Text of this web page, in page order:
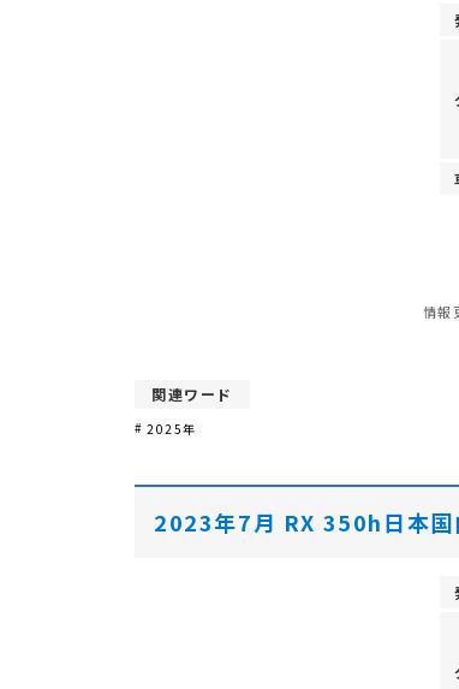
情報
関連ワード
2025年
2023年7月 RX 350h日本国